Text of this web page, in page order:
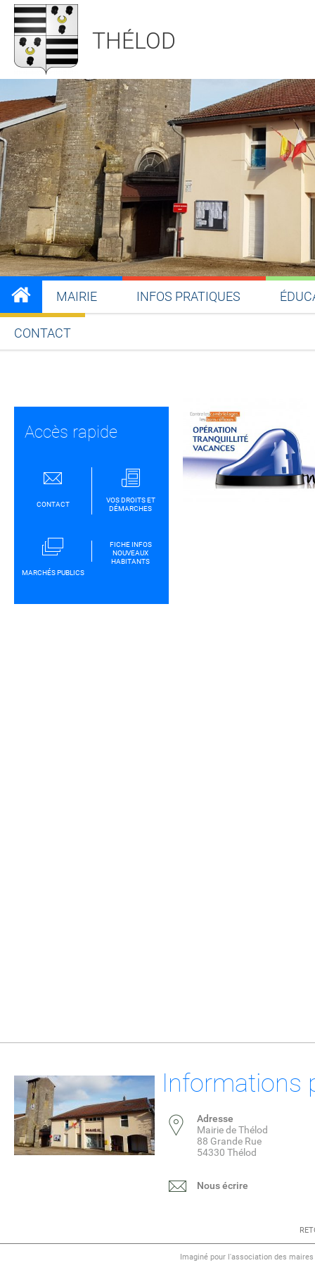
THÉLOD
MAIRIE INFOS PRATIQUES
CONTACT
Accès rapide
CONTACT
VOS DROITS ET
DÉMARCHES
MARCHÉS PUBLICS
FICHE INFOS
NOUVEAUX
HABITANTS
Informations
Adresse
Mairie de Thélod
88 Grande Rue
54330 Thélod
Nous écrire
Imaginé pour l'association des